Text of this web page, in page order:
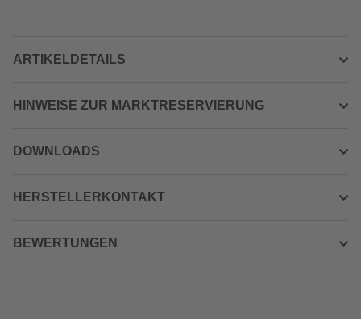
ARTIKELDETAILS
HINWEISE ZUR MARKTRESERVIERUNG
DOWNLOADS
HERSTELLERKONTAKT
BEWERTUNGEN